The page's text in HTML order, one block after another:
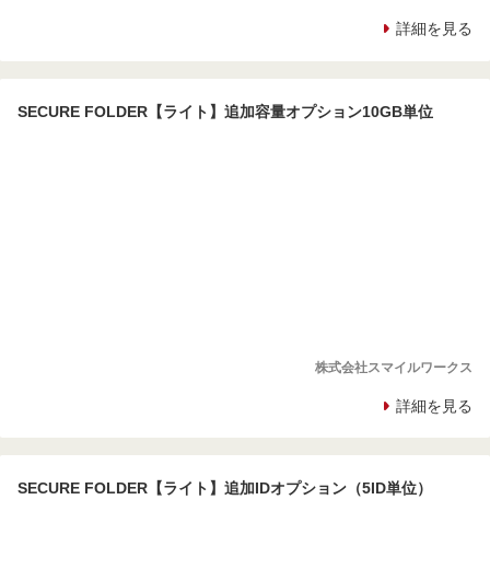
詳細を見る
SECURE FOLDER【ライト】追加容量オプション10GB単位
株式会社スマイルワークス
詳細を見る
SECURE FOLDER【ライト】追加IDオプション（5ID単位）